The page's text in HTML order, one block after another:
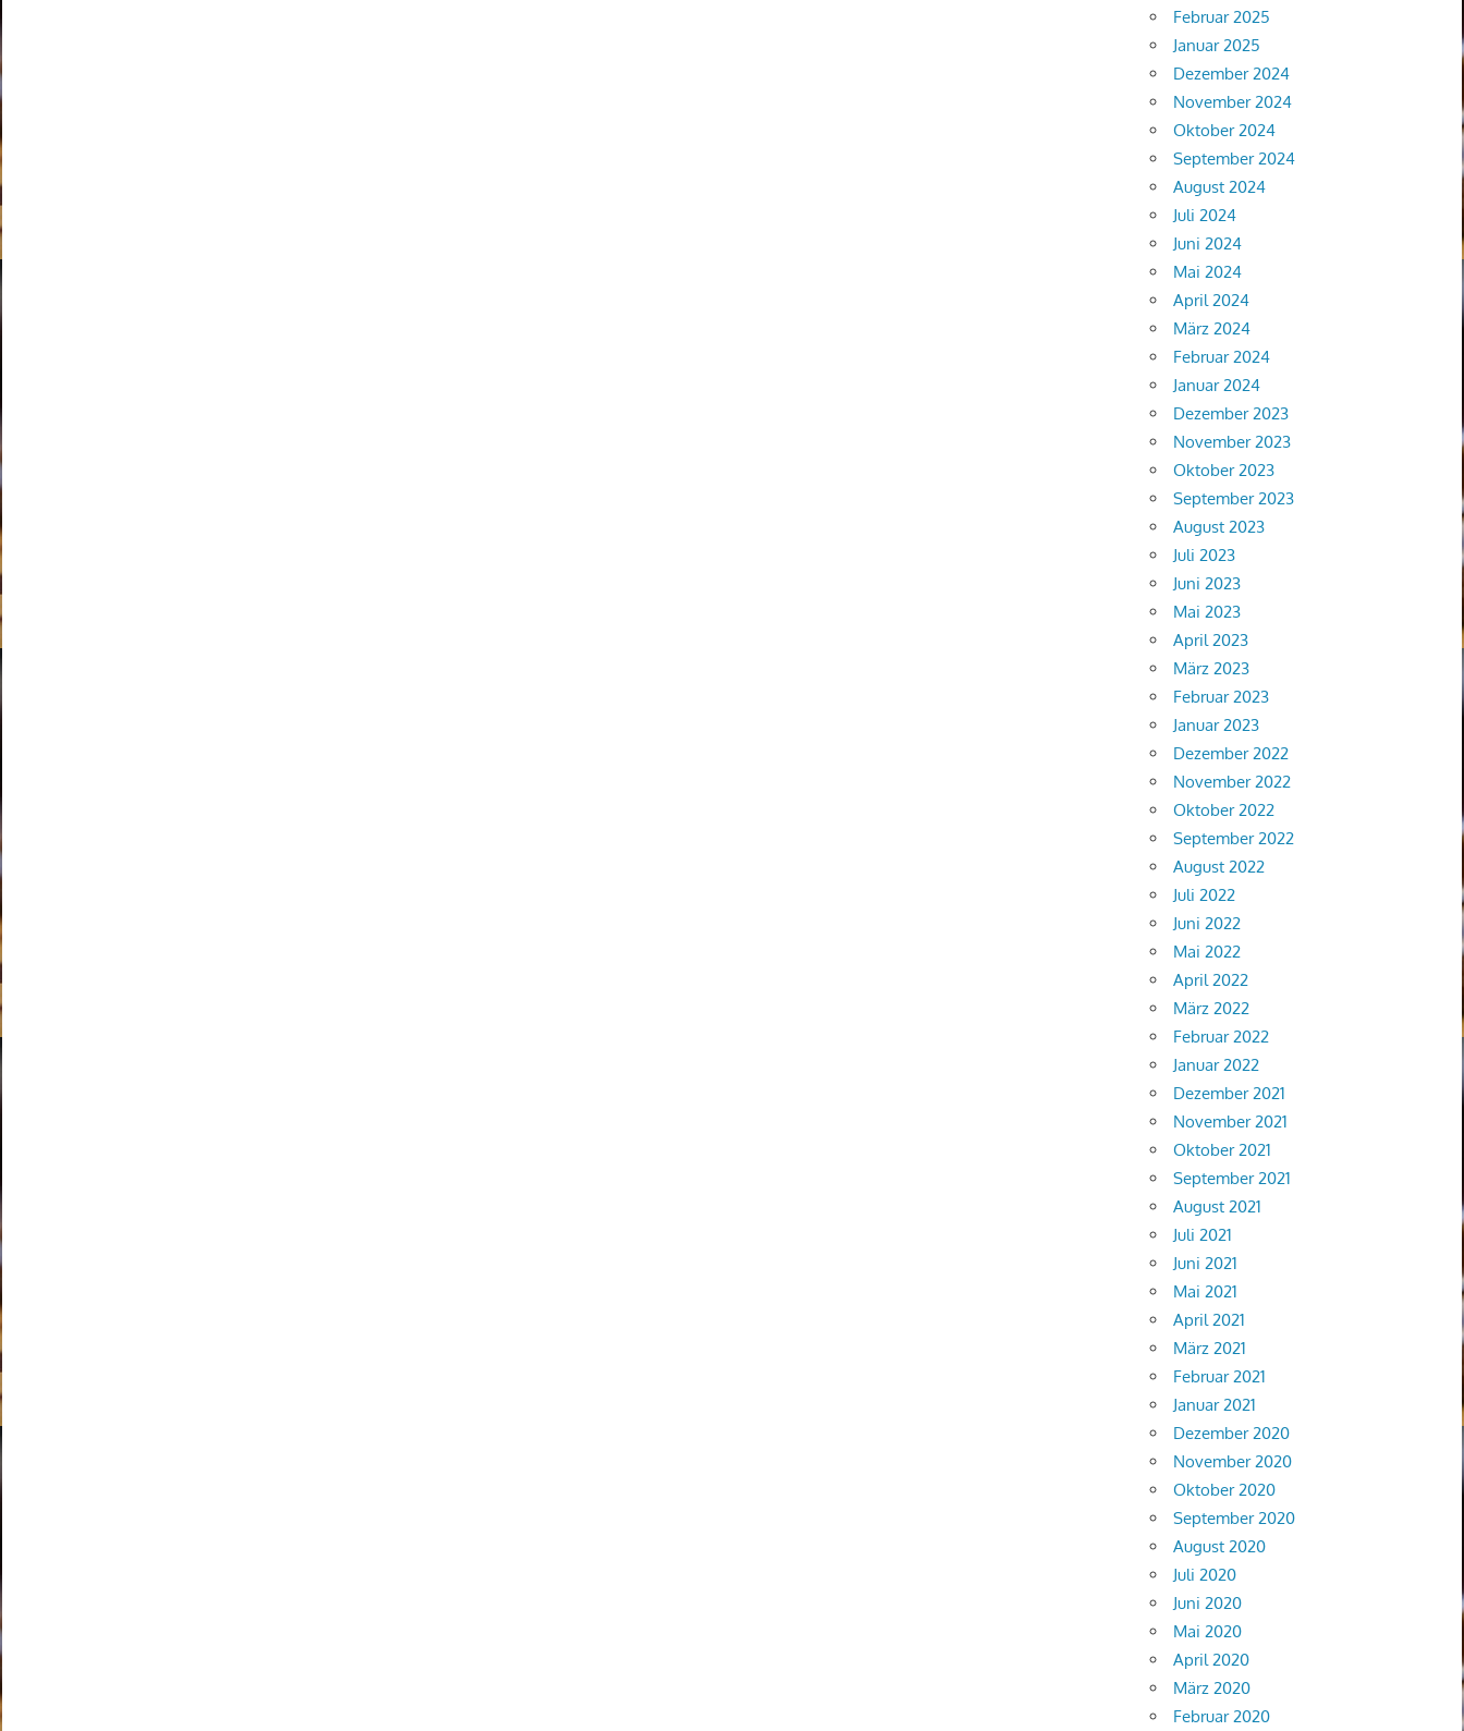
Februar 2025
Januar 2025
Dezember 2024
November 2024
Oktober 2024
September 2024
August 2024
Juli 2024
Juni 2024
Mai 2024
April 2024
März 2024
Februar 2024
Januar 2024
Dezember 2023
November 2023
Oktober 2023
September 2023
August 2023
Juli 2023
Juni 2023
Mai 2023
April 2023
März 2023
Februar 2023
Januar 2023
Dezember 2022
November 2022
Oktober 2022
September 2022
August 2022
Juli 2022
Juni 2022
Mai 2022
April 2022
März 2022
Februar 2022
Januar 2022
Dezember 2021
November 2021
Oktober 2021
September 2021
August 2021
Juli 2021
Juni 2021
Mai 2021
April 2021
März 2021
Februar 2021
Januar 2021
Dezember 2020
November 2020
Oktober 2020
September 2020
August 2020
Juli 2020
Juni 2020
Mai 2020
April 2020
März 2020
Februar 2020